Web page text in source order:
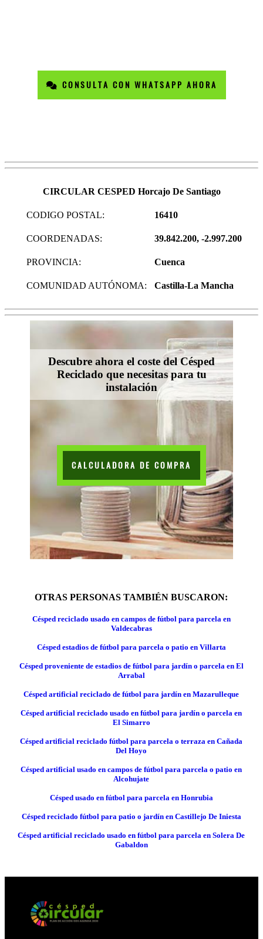
CONSULTA CON WHATSAPP AHORA
CIRCULAR CESPED Horcajo De Santiago
CODIGO POSTAL: 16410
COORDENADAS: 39.842.200, -2.997.200
PROVINCIA: Cuenca
COMUNIDAD AUTÓNOMA: Castilla-La Mancha
Descubre ahora el coste del Césped
Reciclado que necesitas para tu
instalación
CALCULADORA DE COMPRA
OTRAS PERSONAS TAMBIÉN BUSCARON:
Césped reciclado usado en campos de fútbol para parcela en
Valdecabras
Césped estadios de fútbol para parcela o patio en Villarta
Césped proveniente de estadios de fútbol para jardín o parcela en El
Arrabal
Césped artificial reciclado de fútbol para jardín en Mazarulleque
Césped artificial reciclado usado en fútbol para jardín o parcela en
El Simarro
Césped artificial reciclado fútbol para parcela o terraza en Cañada
Del Hoyo
Césped artificial usado en campos de fútbol para parcela o patio en
Alcohujate
Césped usado en fútbol para parcela en Honrubia
Césped reciclado fútbol para patio o jardín en Castillejo De Iniesta
Césped artificial reciclado usado en fútbol para parcela en Solera De
Gabaldon